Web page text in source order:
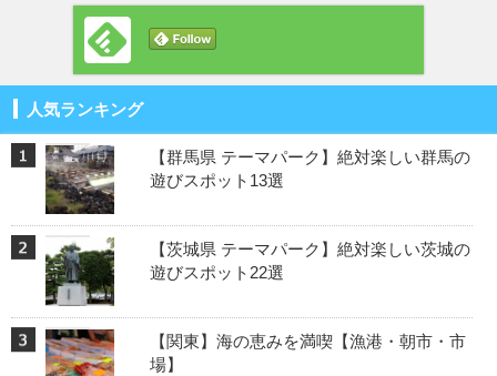
人気ランキング
【群馬県 テーマパーク】絶対楽しい群馬の
遊びスポット13選
【茨城県 テーマパーク】絶対楽しい茨城の
遊びスポット22選
【関東】海の恵みを満喫【漁港・朝市・市
場】